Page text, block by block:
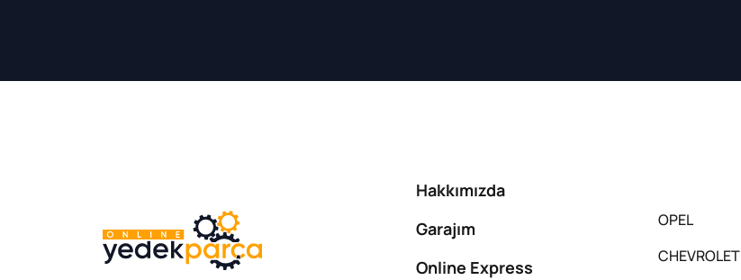
Hakkımızda
Garajım
Online Express
OPEL
CHEVROLET